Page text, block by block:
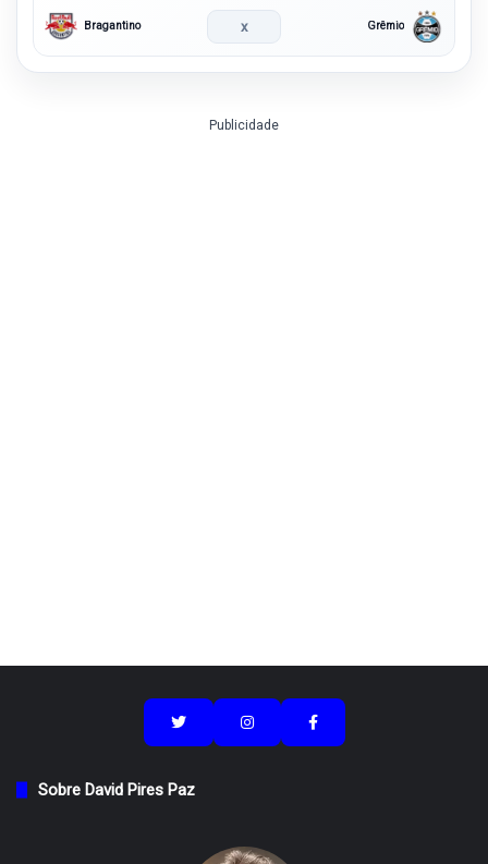
Bragantino x Grêmio
Publicidade
Sobre David Pires Paz